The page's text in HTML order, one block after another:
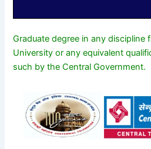
Graduate degree in any discipline
University or any equivalent
such by the Central Government.